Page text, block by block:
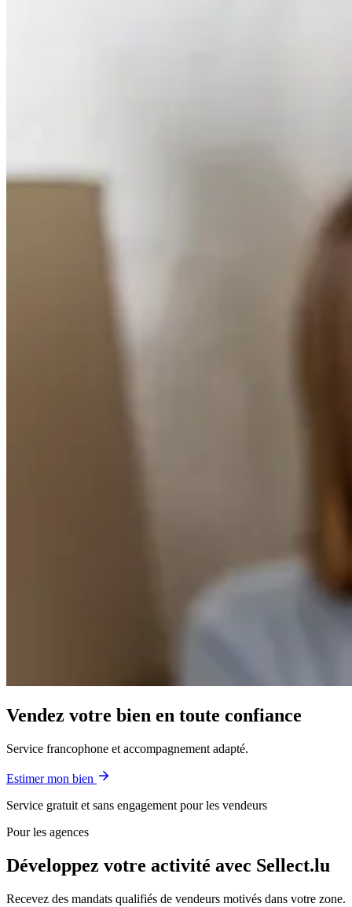
Vendez votre bien en toute confiance
Service francophone et accompagnement adapté.
Estimer mon bien
Service gratuit et sans engagement pour les vendeurs
Pour les agences
Développez votre activité avec Sellect.lu
Recevez des mandats qualifiés de vendeurs motivés dans votre zone.